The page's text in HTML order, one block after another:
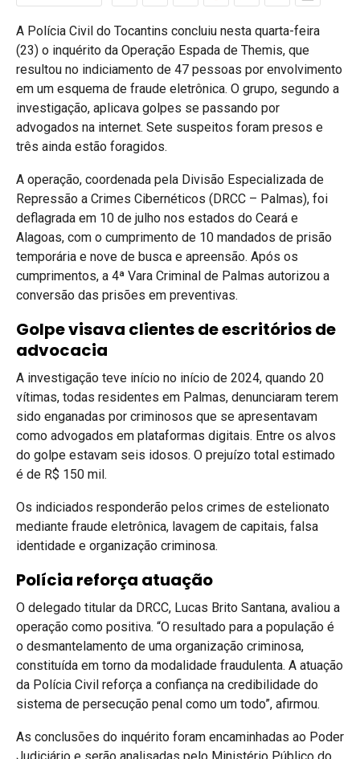
A Polícia Civil do Tocantins concluiu nesta quarta-feira
(23) o inquérito da Operação Espada de Themis, que
resultou no indiciamento de 47 pessoas por envolvimento
em um esquema de fraude eletrônica. O grupo, segundo a
investigação, aplicava golpes se passando por
advogados na internet. Sete suspeitos foram presos e
três ainda estão foragidos.
A operação, coordenada pela Divisão Especializada de
Repressão a Crimes Cibernéticos (DRCC – Palmas), foi
deflagrada em 10 de julho nos estados do Ceará e
Alagoas, com o cumprimento de 10 mandados de prisão
temporária e nove de busca e apreensão. Após os
cumprimentos, a 4ª Vara Criminal de Palmas autorizou a
conversão das prisões em preventivas.
Golpe visava clientes de escritórios de
advocacia
A investigação teve início no início de 2024, quando 20
vítimas, todas residentes em Palmas, denunciaram terem
sido enganadas por criminosos que se apresentavam
como advogados em plataformas digitais. Entre os alvos
do golpe estavam seis idosos. O prejuízo total estimado
é de R$ 150 mil.
Os indiciados responderão pelos crimes de estelionato
mediante fraude eletrônica, lavagem de capitais, falsa
identidade e organização criminosa.
Polícia reforça atuação
O delegado titular da DRCC, Lucas Brito Santana, avaliou a
operação como positiva. “O resultado para a população é
o desmantelamento de uma organização criminosa,
constituída em torno da modalidade fraudulenta. A atuação
da Polícia Civil reforça a confiança na credibilidade do
sistema de persecução penal como um todo”, afirmou.
As conclusões do inquérito foram encaminhadas ao Poder
Judiciário e serão analisadas pelo Ministério Público do